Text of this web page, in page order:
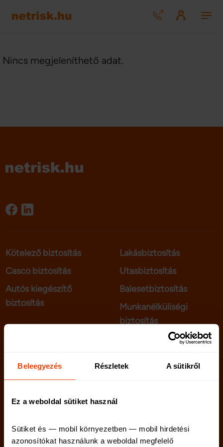
Beleegyezés Részletek A sütikről
Ez a weboldal sütiket használ
Sütiket és — mobil környezetben — mobil hirdetési
azonosítókat használunk a weboldal megfelelő
Nincs megjeleníthető adat.
Kötelező biztosítás
Casco biztosítás
Autós kiegészítő
biztosítás
Lakásbiztosítás
Utasbiztosítás
Balesetbiztosítás
Munkanélküliségi
biztosítás
telenet.hu
netriskauto.hu
Kapcsolat